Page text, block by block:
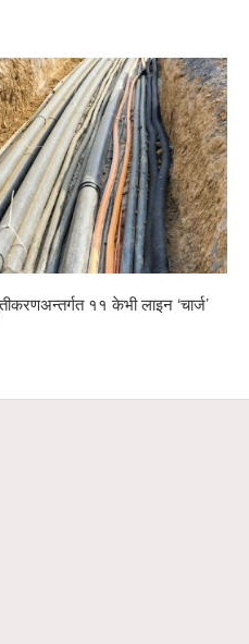
‘चार्ज’
पोखरा रङ्गशालाको
हाम्रो इको नेक्स्ट